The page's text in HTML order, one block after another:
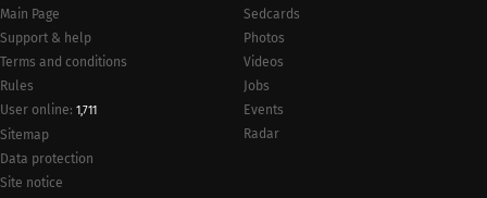
Main Page
Support & help
Terms and conditions
Rules
User online: 1,711
Sitemap
Data protection
Site notice
Sedcards
Photos
Videos
Jobs
Events
Radar